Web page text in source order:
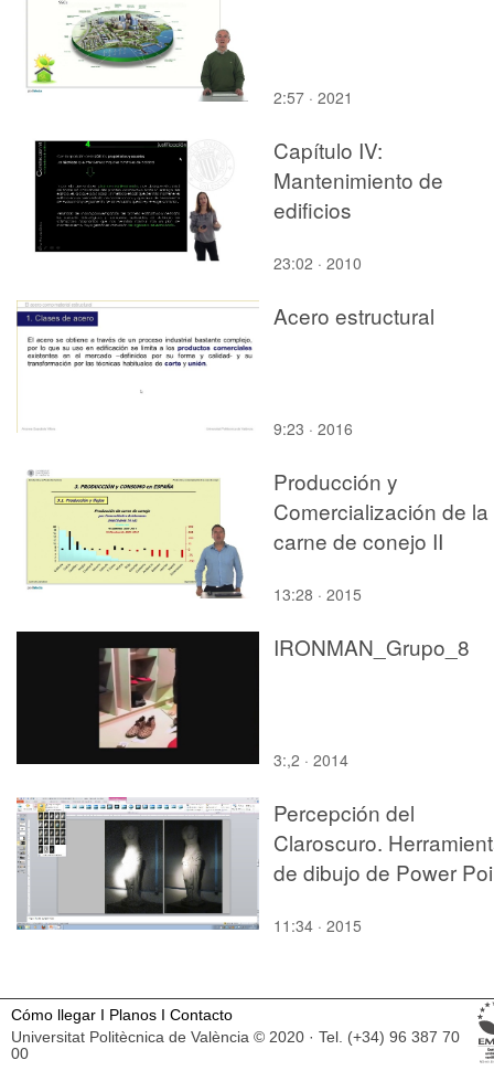
2:57 · 2021
Capítulo IV:
Mantenimiento de
edificios
23:02 · 2010
Acero estructural
9:23 · 2016
Producción y
Comercialización de la
carne de conejo II
13:28 · 2015
IRONMAN_Grupo_8
3:,2 · 2014
Percepción del
Claroscuro.
de dibujo de Power
11:34 · 2015
Cómo llegar I Planos I Contacto
Universitat Politècnica de València © 2020 · Tel. (+34) 96 387 70
00